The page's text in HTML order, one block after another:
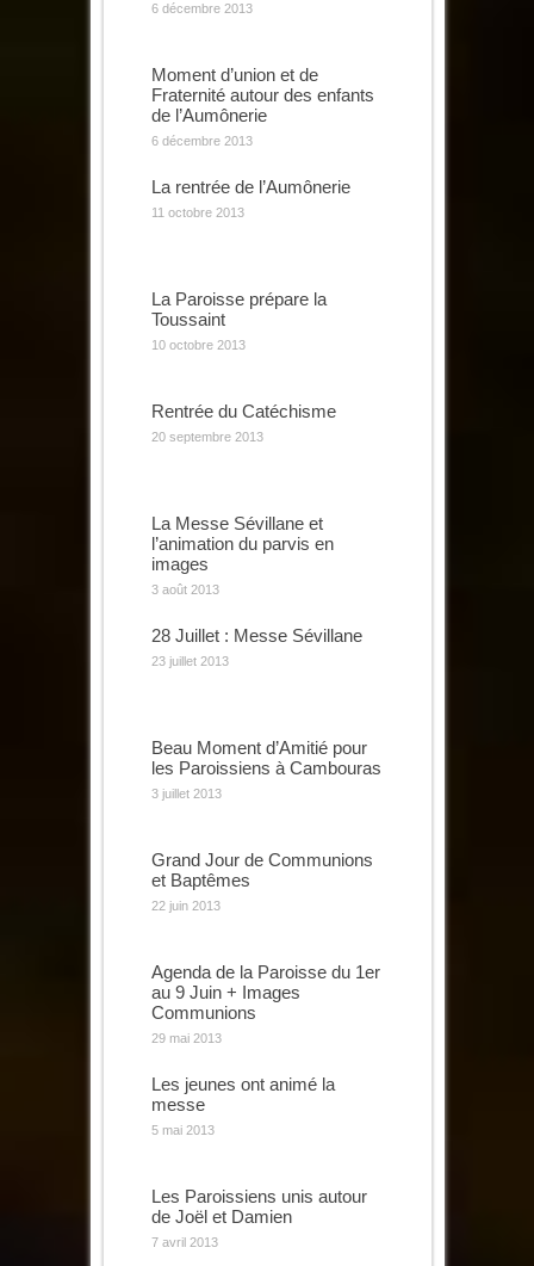
6 décembre 2013
Moment d’union et de
Fraternité autour des enfants
de l’Aumônerie
6 décembre 2013
La rentrée de l’Aumônerie
11 octobre 2013
La Paroisse prépare la
Toussaint
10 octobre 2013
Rentrée du Catéchisme
20 septembre 2013
La Messe Sévillane et
l’animation du parvis en
images
3 août 2013
28 Juillet : Messe Sévillane
23 juillet 2013
Beau Moment d’Amitié pour
les Paroissiens à Cambouras
3 juillet 2013
Grand Jour de Communions
et Baptêmes
22 juin 2013
Agenda de la Paroisse du 1er
au 9 Juin + Images
Communions
29 mai 2013
Les jeunes ont animé la
messe
5 mai 2013
Les Paroissiens unis autour
de Joël et Damien
7 avril 2013